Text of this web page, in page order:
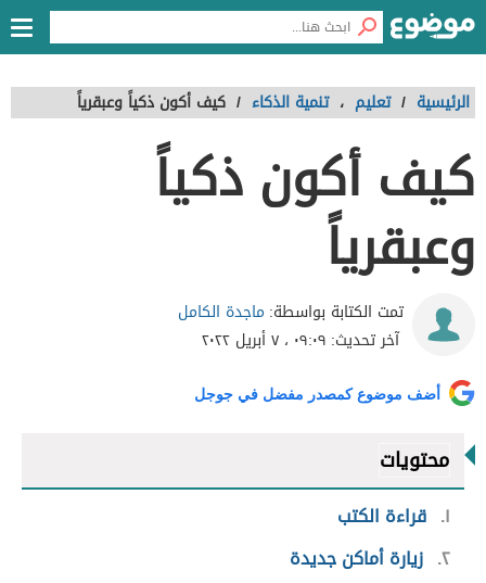
الرئيسية / تعليم ، تنمية الذكاء / كيف أكون ذكياً وعبقرياً
كيف أكون ذكياً
وعبقرياً
تمت الكتابة بواسطة: ماجدة الكامل
آخر تحديث: ٠٩:٠٩ ، ٧ أبريل ٢٠٢٢
أضف موضوع كمصدر مفضل في جوجل
محتويات
١ قراءة الكتب
٢ زيارة أماكن جديدة